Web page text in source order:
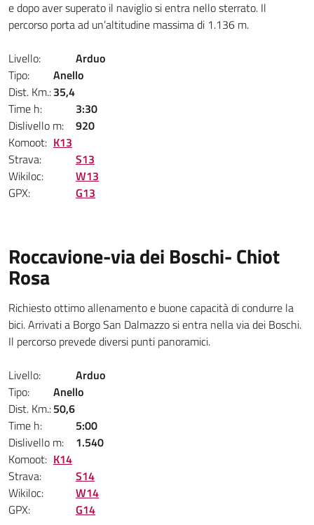
e dopo aver superato il naviglio si entra nello sterrato. Il
percorso porta ad un’altitudine massima di 1.136 m.
Livello:
Arduo
Tipo:
Anello
Dist. Km.:35,4
Time h:
3:30
Dislivello m:
920
Komoot: K13
Strava:
S13
Wikiloc:
W13
GPX:
G13
Roccavione-via dei Boschi- Chiot
Rosa
Richiesto ottimo allenamento e buone capacità di condurre la
bici. Arrivati a Borgo San Dalmazzo si entra nella via dei Boschi.
Il percorso prevede diversi punti panoramici.
Livello:
Arduo
Tipo:
Anello
Dist. Km.:50,6
Time h:
5:00
Dislivello m:
1.540
Komoot: K14
Strava:
S14
Wikiloc:
W14
GPX:
G14